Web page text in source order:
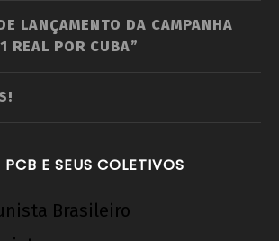
LANÇAMENTO DA CAMPANHA
REAL POR CUBA”
E SEUS COLETIVOS
Brasileiro